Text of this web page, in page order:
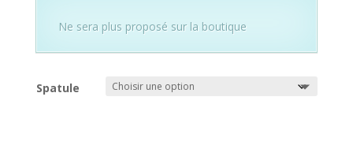
Ne sera plus proposé sur la boutique
Spatule